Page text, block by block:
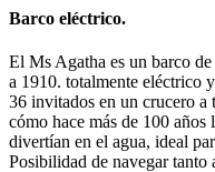
Barco eléctrico.
El Ms Agatha es un barco
a 1910. totalmente eléctrico
36 invitados en un crucero a
cómo hace más de 100 años
divertían en el agua, ideal
Posibilidad de navegar tanto